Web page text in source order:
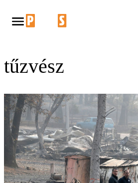
tűzvész